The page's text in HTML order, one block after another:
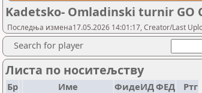
Kadetsko- Omladinski turnir GO
Последња измена17.05.2026 14:01:17, Creator/Last
Search for player
Листа по носитељству
Бр Име ФидеИДФЕД
Ртг